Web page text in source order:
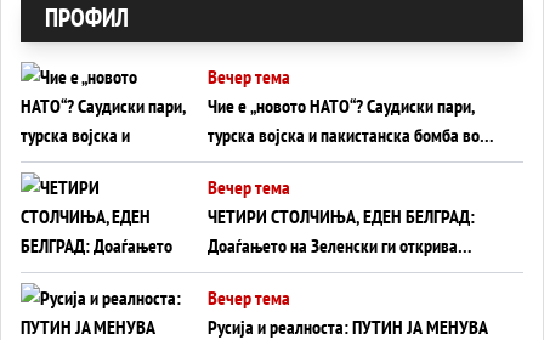
ПРОФИЛ
Вечер тема
Чие е „новото НАТО“? Саудиски пари,
турска војска и пакистанска бомба во
служба на Америка - или ќе стане
сувишна?
Вечер тема
ЧЕТИРИ СТОЛЧИЊА, ЕДЕН БЕЛГРАД:
Доаѓањето на Зеленски ги открива
тајните на политиката на балансирање
на Вучиќ
Вечер тема
Русија и реалноста: ПУТИН ЈА МЕНУВА